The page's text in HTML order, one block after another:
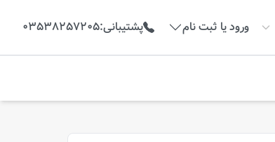
ورود یا ثبت نام پشتیبانی:
03538257205